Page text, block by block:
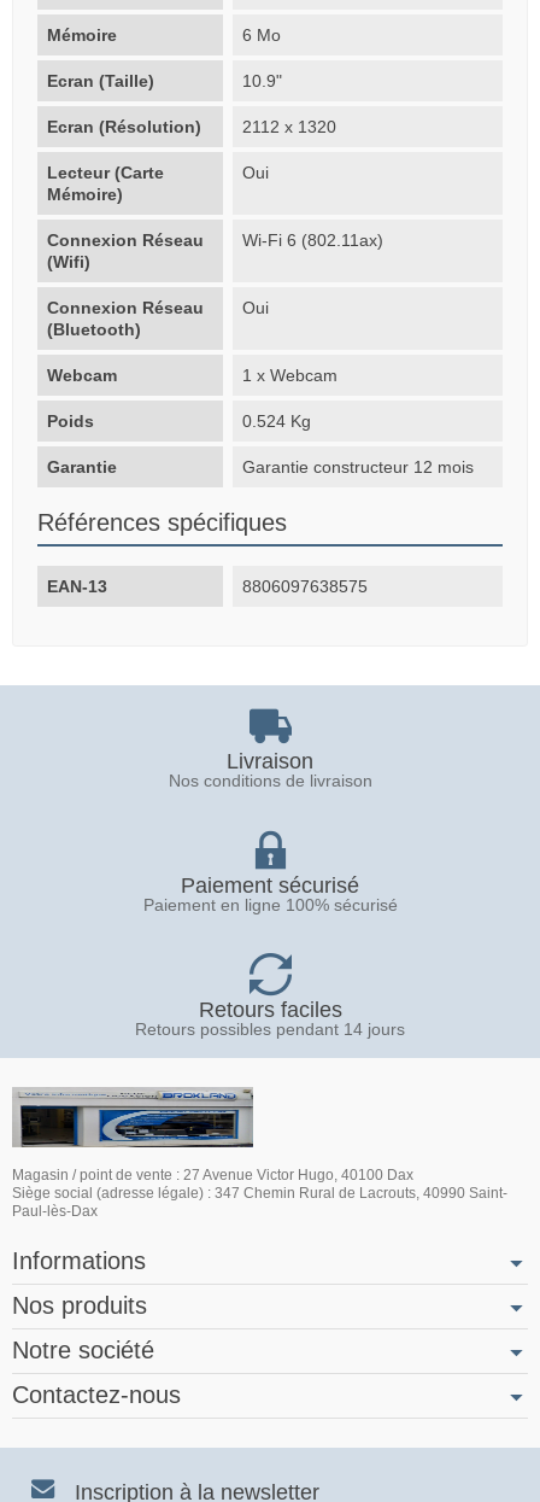
Mémoire 6 Mo
Ecran (Taille) 10.9"
Ecran (Résolution) 2112 x 1320
Lecteur (Carte
Mémoire)
Oui
Connexion Réseau
(Wifi)
Wi-Fi 6 (802.11ax)
Connexion Réseau
(Bluetooth)
Oui
Webcam 1 x Webcam
Poids 0.524 Kg
Garantie Garantie constructeur 12 mois
Références spécifiques
EAN-13 8806097638575
Livraison
Nos conditions de livraison
Paiement sécurisé
Paiement en ligne 100% sécurisé
Retours faciles
Retours possibles pendant 14 jours
Magasin / point de vente : 27 Avenue Victor Hugo, 40100 Dax
Siège social (adresse légale) : 347 Chemin Rural de Lacrouts, 40990 Saint-
Paul-lès-Dax
Informations
Nos produits
Notre société
Contactez-nous
Inscription à la newsletter